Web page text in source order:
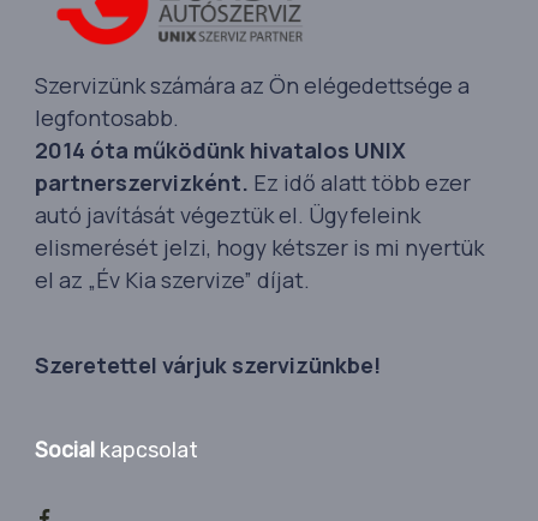
Szervizünk számára az Ön elégedettsége a
legfontosabb.
2014 óta működünk hivatalos UNIX
partnerszervizként. Ez idő alatt több ezer
autó javítását végeztük el. Ügyfeleink
elismerését jelzi, hogy kétszer is mi nyertük
el az „Év Kia szervize” díjat.
Szeretettel várjuk szervizünkbe!
Social kapcsolat